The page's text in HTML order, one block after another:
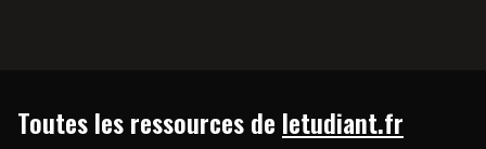
Toutes les ressources de letudiant.fr